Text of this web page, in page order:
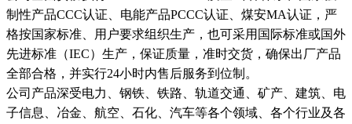
制性产品CCC认证、电能产品PCCC认证、煤安MA认证，严
格按国家标准、用户要求组织生产，也可采用国际标准或国外
先进标准（IEC）生产，保证质量，准时交货，确保出厂产品
全部合格，并实行24小时内售后服务到位制。
公司产品深受电力、钢铁、铁路、轨道交通、矿产、建筑、电
子信息、冶金、航空、石化、汽车等各个领域、各个行业及各